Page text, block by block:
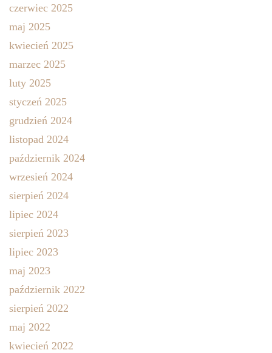
czerwiec 2025
maj 2025
kwiecień 2025
marzec 2025
luty 2025
styczeń 2025
grudzień 2024
listopad 2024
październik 2024
wrzesień 2024
sierpień 2024
lipiec 2024
sierpień 2023
lipiec 2023
maj 2023
październik 2022
sierpień 2022
maj 2022
kwiecień 2022